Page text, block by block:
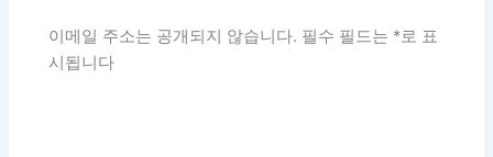
이메일 주소는 공개되지 않습니다. 필수 필드는 *로 표
시됩니다